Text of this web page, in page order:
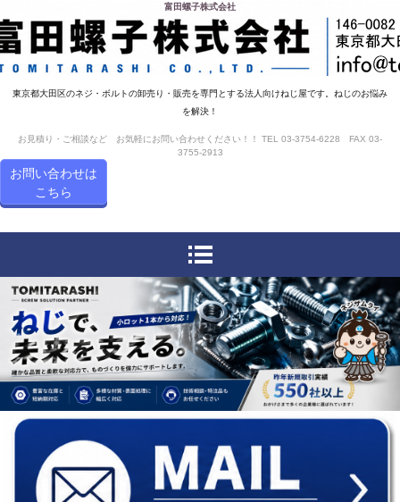
富田螺子株式会社
東京都大田区のネジ・ボルトの卸売り・販売を専門とする法人向けねじ屋です。ねじのお悩み
を解決！
お見積り・ご相談など お気軽にお問い合わせください！！ TEL 03-3754-6228 FAX 03-
3755-2913
お問い合わせは
こちら